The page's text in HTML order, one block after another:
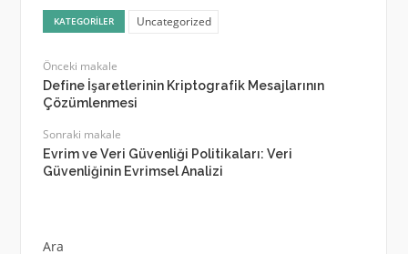
KATEGORILER Uncategorized
Önceki makale
Define İşaretlerinin Kriptografik Mesajlarının
Çözümlenmesi
Sonraki makale
Evrim ve Veri Güvenliği Politikaları: Veri
Güvenliğinin Evrimsel Analizi
Ara